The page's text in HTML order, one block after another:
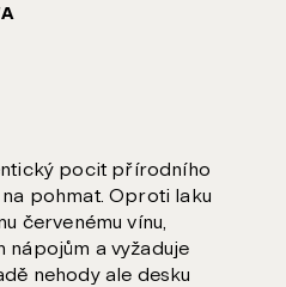
pocit přírodního
pohmat. Oproti laku
červenému vínu,
nápojům a vyžaduje
nehody ale desku